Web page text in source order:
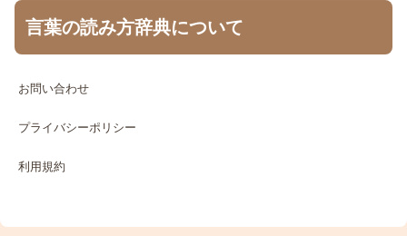
言葉の読み方辞典について
お問い合わせ
プライバシーポリシー
利用規約